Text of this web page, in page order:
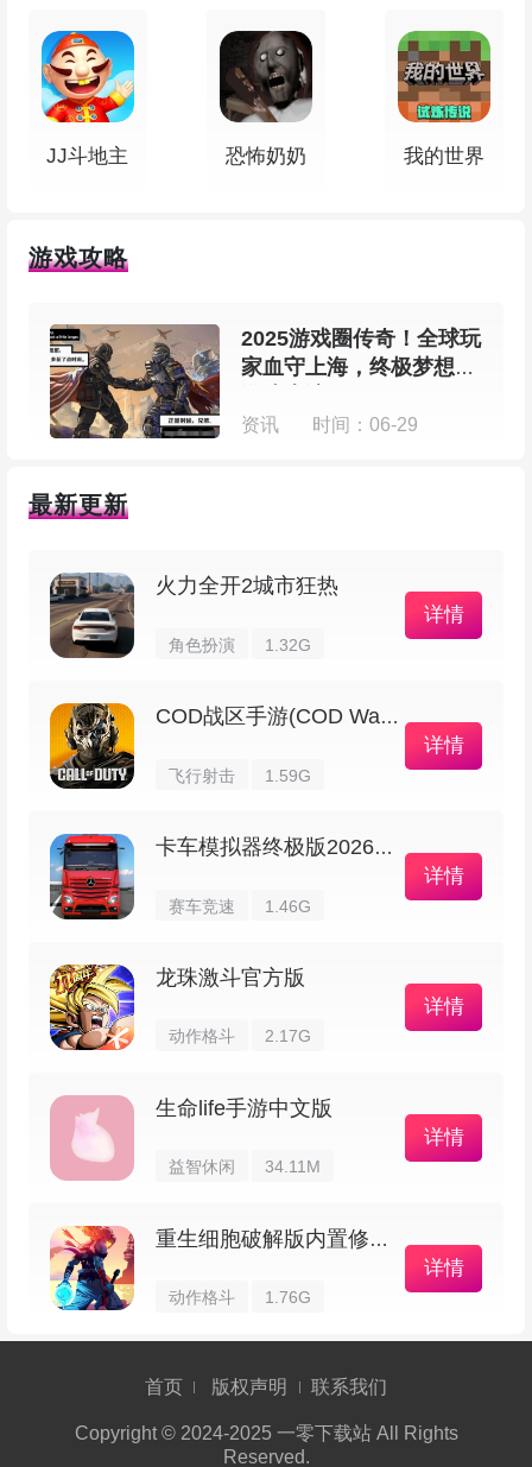
承接征途系列在PVP内容上的传统，并在深度
和层次上作出优化，围绕个人、家族、国家展开强
对抗玩法。包括竞技场PK、家族战、国家攻防在
求。
引入PK保护与战斗平衡机制，提升实战手
感。配合特色技能体系设计，让对决更富竞技性与
家可以根据个人偏好自由搭配，打造灵活多变的职
5、实时语音和地域识别，为玩家打造多元化
社交环境
内置夫妻、结拜、家族与国家等多层社交玩
法，让玩家在虚拟世界中建立稳固关系网。多层级
社交系统结合实时语音与玩家地域识别技术，把线
人际交流氛围。
想在战场上一马当先，驰骋四方，就要不断提
径，帮助你快速提升实力，早日称霸战场。
一、一马当先，赢在起点！
刚开始游玩时，首充往往是最划算的选择。首
充礼包中包含12星神器，这类装备能让你在60级前
拥有强劲战斗力，快速站稳脚跟。祈星圣石可以将
提升过程中的便捷度。像外观、藏宝图、银两这些
道具也是游戏初期常用的资源，合理利用能让升级
JJ斗地主 恐怖奶奶 我的世界
游戏攻略
2025游戏圈传奇！全球玩
家血守上海，终极梦想在
资讯 时间：06-29
最新更新
火力全开2城市狂热
角色扮演 1.32G
详情
COD战区手游(COD Warzone)
飞行射击 1.59G
详情
卡车模拟器终极版2026最新版
赛车竞速 1.46G
详情
龙珠激斗官方版
动作格斗 2.17G
详情
生命life手游中文版
益智休闲 34.11M
详情
重生细胞破解版内置修改器
动作格斗 1.76G
详情
首页 版权声明 联系我们
Copyright © 2024-2025 一零下载站 All Rights
Reserved.